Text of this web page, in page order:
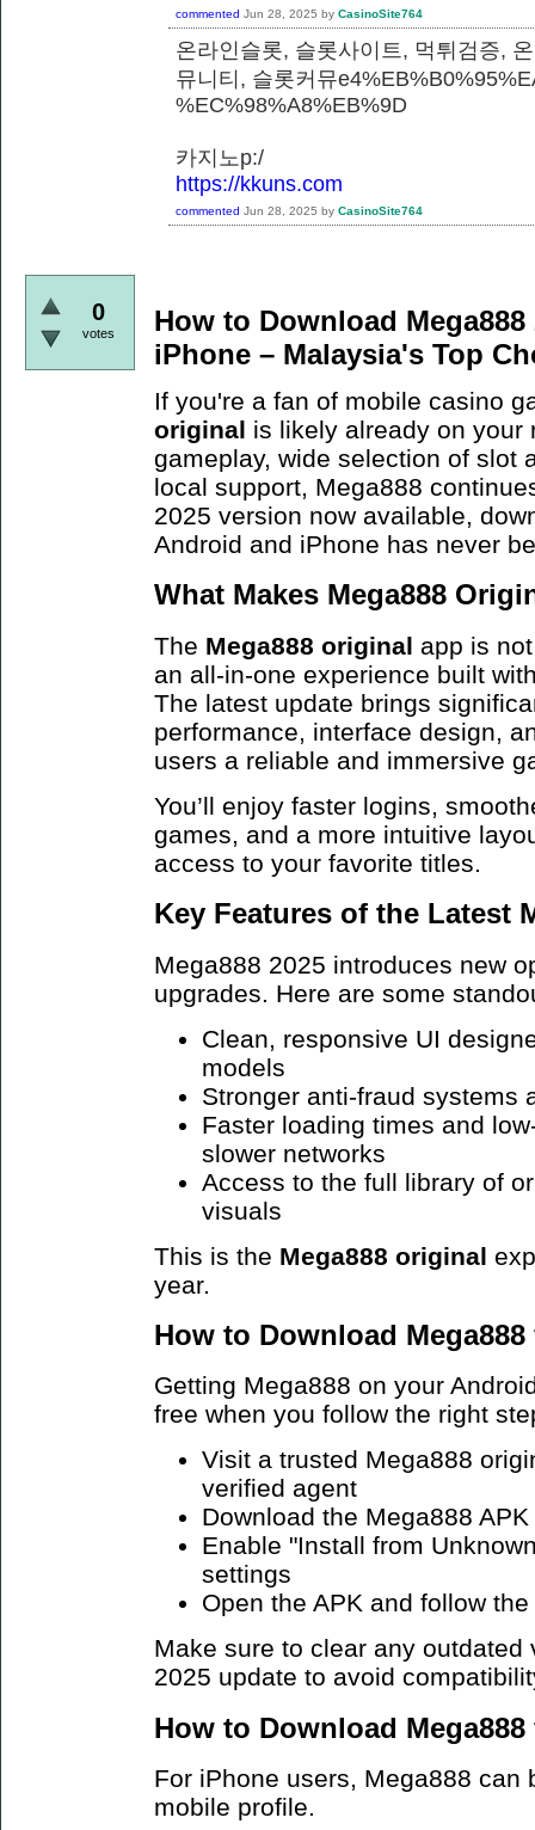
commented Jun 28, 2025 by CasinoSite764
온라인슬롯, 슬롯사이트, 먹튀검증,
뮤니티, 슬롯커뮤
%EC%98%A8%EB%9D
카지노p:/
https://kkuns.com
commented Jun 28, 2025 by CasinoSite764
0
votes
How to Download
iPhone – Malaysia's Top
If you're a fan of mobile casino
original is likely already on your
gameplay, wide selection of slot
local support, Mega888
2025 version now available,
Android and iPhone has never
What Makes Mega888
The Mega888 original app is
an all-in-one experience built
The latest update brings
performance, interface design,
users a reliable and immersive
You’ll enjoy faster logins,
games, and a more intuitive
access to your favorite titles.
Key Features of the Latest
Mega888 2025 introduces new
upgrades. Here are some
Clean, responsive UI
models
Stronger anti-fraud systems
Faster loading times and
slower networks
Access to the full library of
visuals
This is the Mega888 original
year.
How to Download
Getting Mega888 on your
free when you follow the right
Visit a trusted Mega888
verified agent
Download the Mega888
Enable "Install from
settings
Open the APK and follow
Make sure to clear any
2025 update to avoid
How to Download
For iPhone users, Mega888 can
mobile profile.